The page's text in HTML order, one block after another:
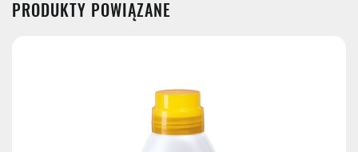
InPost Paczkomat 24/7(przewidywana
PRODUKTY POWIĄZANE